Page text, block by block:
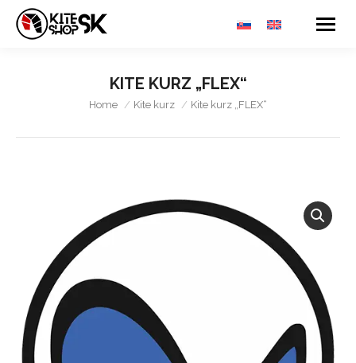
KITE KURZ „FLEX“
You are here:
Home Kite kurz Kite kurz „FLEX“